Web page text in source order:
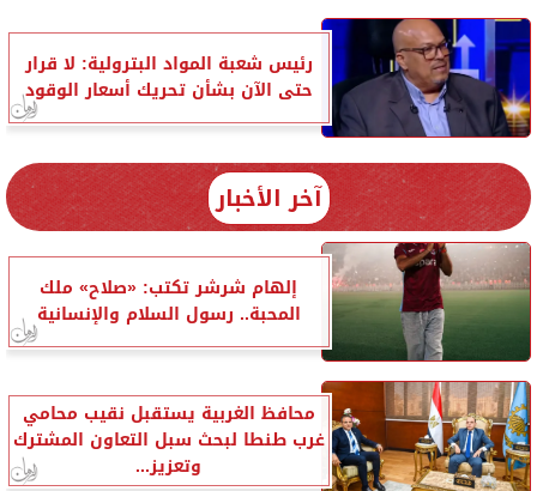
رئيس شعبة المواد البترولية: لا قرار
حتى الآن بشأن تحريك أسعار الوقود
آخر الأخبار
إلهام شرشر تكتب: «صلاح» ملك
المحبة.. رسول السلام والإنسانية
محافظ الغربية يستقبل نقيب محامي
غرب طنطا لبحث سبل التعاون المشترك
وتعزيز...